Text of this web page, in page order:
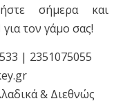
σήμερα και
τον γάμο σας!
| 2351075055
& Διεθνώς